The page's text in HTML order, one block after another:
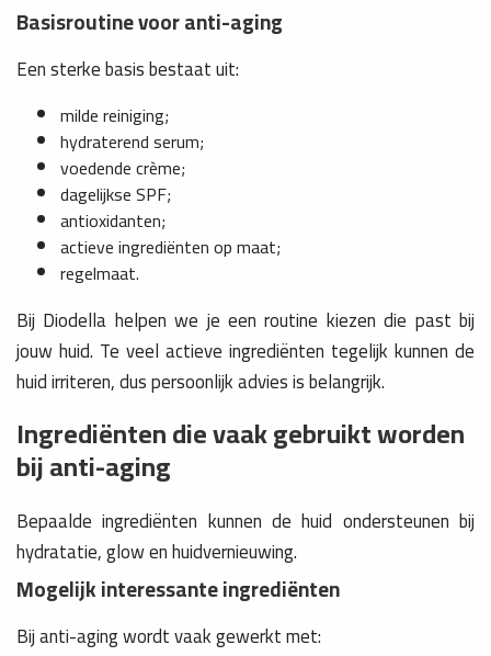
Basisroutine voor anti-aging
Een sterke basis bestaat uit:
milde reiniging;
hydraterend serum;
voedende crème;
dagelijkse SPF;
antioxidanten;
actieve ingrediënten op maat;
regelmaat.
Bij Diodella helpen we je een routine kiezen die past bij
jouw huid. Te veel actieve ingrediënten tegelijk kunnen de
huid irriteren, dus persoonlijk advies is belangrijk.
Ingrediënten die vaak gebruikt worden
bij anti-aging
Bepaalde ingrediënten kunnen de huid ondersteunen bij
hydratatie, glow en huidvernieuwing.
Mogelijk interessante ingrediënten
Bij anti-aging wordt vaak gewerkt met: